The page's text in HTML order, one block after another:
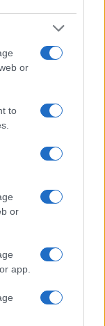
or
to
or
app.
Ricorrenze
Onomastico
giorno sarà?